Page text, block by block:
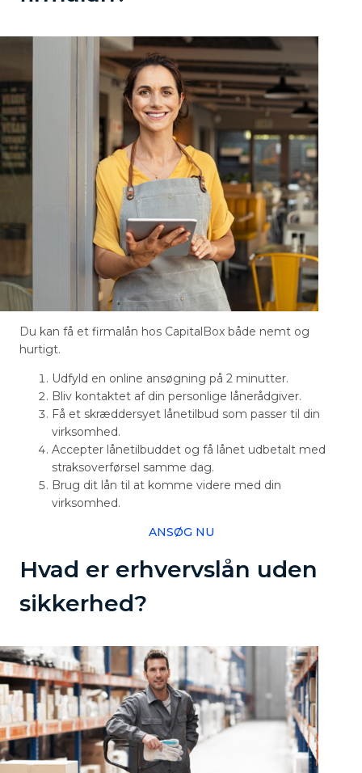
Du kan få et firmalån hos CapitalBox både nemt og
hurtigt.
Udfyld en online ansøgning på 2 minutter.
Bliv kontaktet af din personlige lånerådgiver.
Få et skræddersyet lånetilbud som passer til din
virksomhed.
Accepter lånetilbuddet og få lånet udbetalt med
straksoverførsel samme dag.
Brug dit lån til at komme videre med din
virksomhed.
ANSØG NU
Hvad er erhvervslån uden
sikkerhed?